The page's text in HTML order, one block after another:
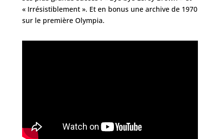
« Irrésistiblement ». Et en bonus une archive de 1970
sur le première Olympia.